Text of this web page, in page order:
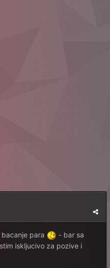
para
- bar sa
iskljucivo za pozive i